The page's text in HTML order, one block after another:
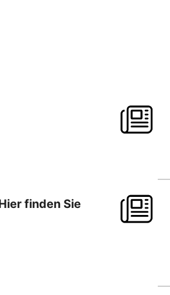
finden Sie